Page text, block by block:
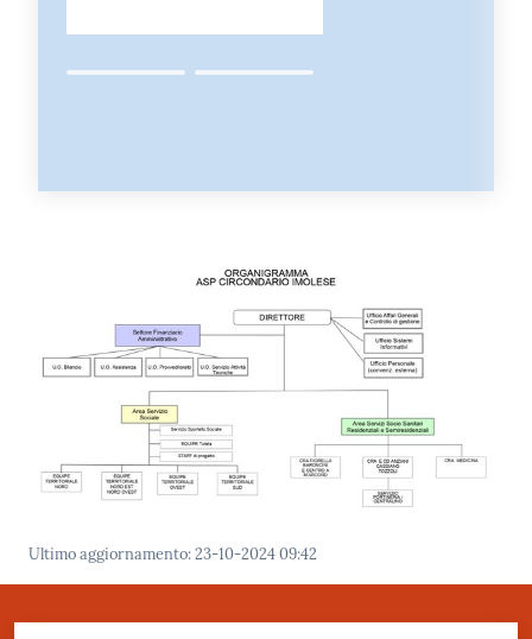
Ultimo aggiornamento:23-10-2024 09:42